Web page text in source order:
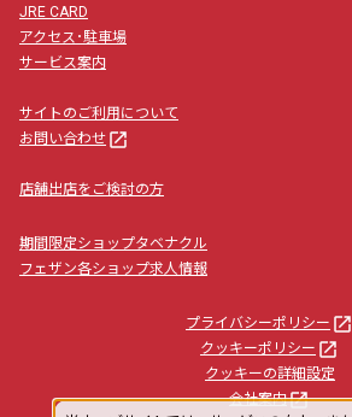
JRE CARD
アクセス･駐車場
サービス案内
サイトのご利用について
お問い合わせ launch
店舗出店をご検討の方
期間限定ショップタベナクル
フェザン各ショップ求人情報
プライバシーポリシー launch
クッキーポリシー launch
クッキーの詳細設定
会社案内launch